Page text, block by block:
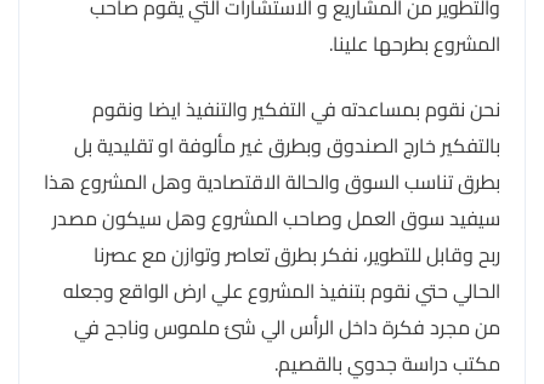
والتطوير من المشاريع و الاستشارات التي يقوم صاحب
المشروع بطرحها علينا.
نحن نقوم بمساعدته في التفكير والتنفيذ ايضا ونقوم
بالتفكير خارج الصندوق وبطرق غير مألوفة او تقليدية بل
بطرق تناسب السوق والحالة الاقتصادية وهل المشروع هذا
سيفيد سوق العمل وصاحب المشروع وهل سيكون مصدر
ربح وقابل للتطوير، نفكر بطرق تعاصر وتوازن مع عصرنا
الحالي حتي نقوم بتنفيذ المشروع علي ارض الواقع وجعله
من مجرد فكرة داخل الرأس الي شئ ملموس وناجح في
مكتب دراسة جدوي بالقصيم.